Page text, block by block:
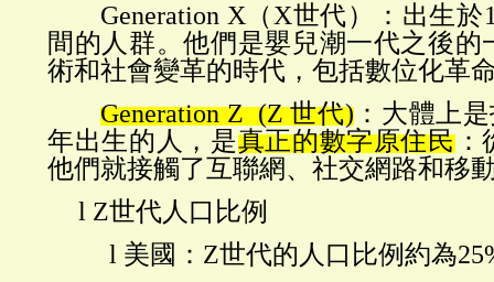
Generation X（X世代）：出生於
間的人群。他們是嬰兒潮一代之後的
術和社會變革的時代，包括數位化革
Generation Z (Z 世代)：大體上
年出生的人，是真正的數字原住民：
他們就接觸了互聯網、社交網路和移
l Z世代人口比例
l 美國： Z世代的人口比例約為